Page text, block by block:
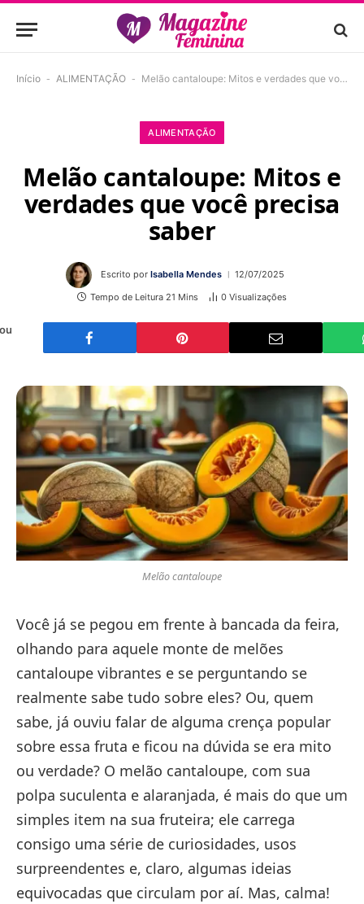
Início - ALIMENTAÇÃO - Melão cantaloupe: Mitos e verdades que você precisa saber
ALIMENTAÇÃO
Melão cantaloupe: Mitos e
verdades que você precisa
saber
Escrito por Isabella Mendes
12/07/2025
Tempo de Leitura 21 Mins
0 Visualizações
Melão cantaloupe
Você já se pegou em frente à bancada da feira,
olhando para aquele monte de melões
cantaloupe vibrantes e se perguntando se
realmente sabe tudo sobre eles? Ou, quem
sabe, já ouviu falar de alguma crença popular
sobre essa fruta e ficou na dúvida se era mito
ou verdade? O melão cantaloupe, com sua
polpa suculenta e alaranjada, é mais do que um
simples item na sua fruteira; ele carrega
consigo uma série de curiosidades, usos
surpreendentes e, claro, algumas ideias
equivocadas que circulam por aí. Mas, calma!